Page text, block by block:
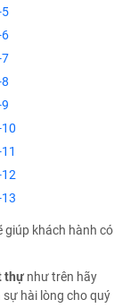
giúp khách hành có
thự như trên hãy
hài lòng cho quý